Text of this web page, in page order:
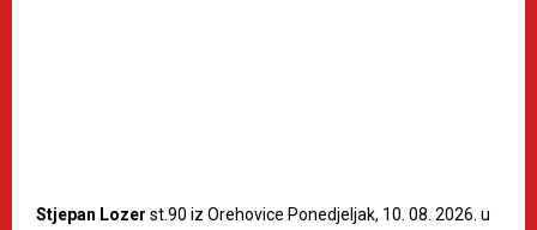
Stjepan Lozer st.90 iz Orehovice Ponedjeljak, 10. 08. 2026. u